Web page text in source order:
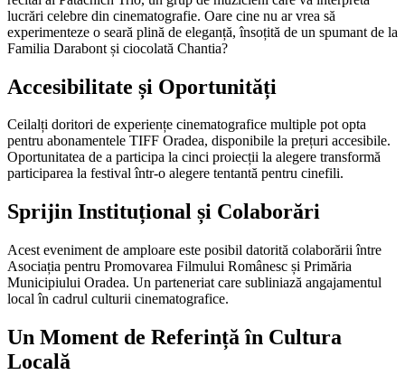
lucrări celebre din cinematografie. Oare cine nu ar vrea să
experimenteze o seară plină de eleganță, însoțită de un spumant de la
Familia Darabont și ciocolată Chantia?
Accesibilitate și Oportunități
Ceilalți doritori de experiențe cinematografice multiple pot opta
pentru abonamentele TIFF Oradea, disponibile la prețuri accesibile.
Oportunitatea de a participa la cinci proiecții la alegere transformă
participarea la festival într-o alegere tentantă pentru cinefili.
Sprijin Instituțional și Colaborări
Acest eveniment de amploare este posibil datorită colaborării între
Asociația pentru Promovarea Filmului Românesc și Primăria
Municipiului Oradea. Un parteneriat care subliniază angajamentul
local în cadrul culturii cinematografice.
Un Moment de Referință în Cultura
Locală